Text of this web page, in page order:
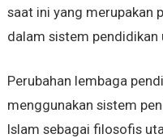
saat ini yang merupakan
dalam sistem pendidikan
Perubahan lembaga
menggunakan sistem
Islam sebagai filosofis